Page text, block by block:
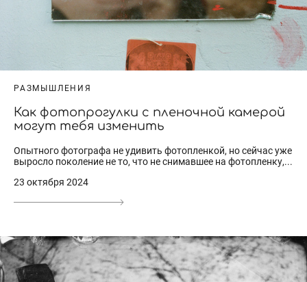
РАЗМЫШЛЕНИЯ
Как фотопрогулки с пленочной камерой
могут тебя изменить
Опытного фотографа не удивить фотопленкой, но сейчас уже
выросло поколение не то, что не снимавшее на фотопленку,...
23 октября 2024